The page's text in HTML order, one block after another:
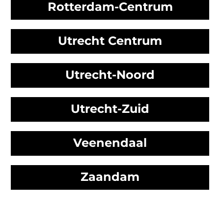
Rotterdam-Centrum
Utrecht Centrum
Utrecht-Noord
Utrecht-Zuid
Veenendaal
Zaandam